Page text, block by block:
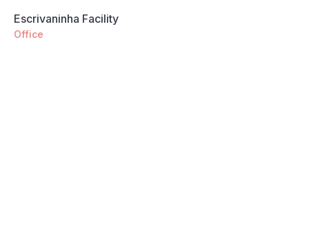
Escrivaninha Facility
Office